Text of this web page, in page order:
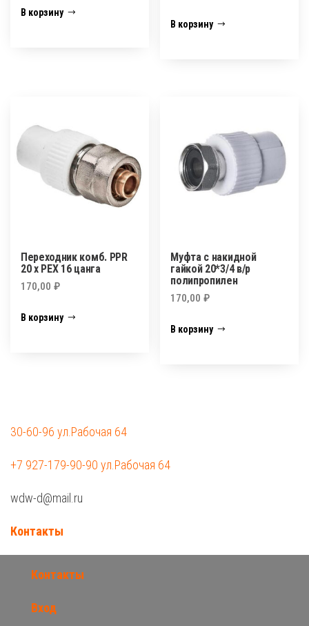
В корзину
В корзину
Переходник комб. PPR
20 x PEX 16 цанга
170,00 ₽
В корзину
Муфта с накидной
гайкой 20*3/4 в/р
полипропилен
170,00₽
В корзину
30-60-96 ул.Рабочая 64
+7 927-179-90-90 ул.Рабочая 64
wdw-d@mail.ru
Контакты
Контакты
Вход